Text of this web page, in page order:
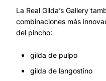
La Real Gilda’s Gallery
combinaciones más
del pincho:
gilda de pulpo
gilda de langostino